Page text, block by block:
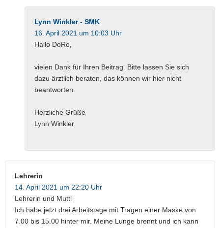
Lynn Winkler - SMK
16. April 2021 um 10:03 Uhr
Hallo DoRo,
vielen Dank für Ihren Beitrag. Bitte lassen Sie sich
dazu ärztlich beraten, das können wir hier nicht
beantworten.
Herzliche Grüße
Lynn Winkler
Lehrerin
14. April 2021 um 22:20 Uhr
Lehrerin und Mutti
Ich habe jetzt drei Arbeitstage mit Tragen einer Maske von
7.00 bis 15.00 hinter mir. Meine Lunge brennt und ich kann